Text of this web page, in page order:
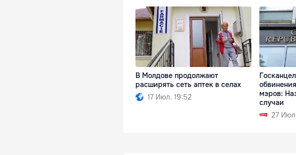
В Молдове продолжают
расширять сеть аптек в селах
17 Июл. 19:52
мэров:
случаи
27